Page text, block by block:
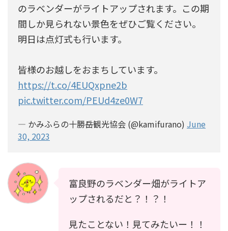
のラベンダーがライトアップされます。この期
間しか見られない景色をぜひご覧ください。
明日は点灯式も行います。
皆様のお越しをおまちしています。
https://t.co/4EUQxpne2b
pic.twitter.com/PEUd4ze0W7
— かみふらの十勝岳観光協会 (@kamifurano) June
30, 2023
富良野のラベンダー畑がライトア
ップされるだと？！？！
見たことない！見てみたいー！！